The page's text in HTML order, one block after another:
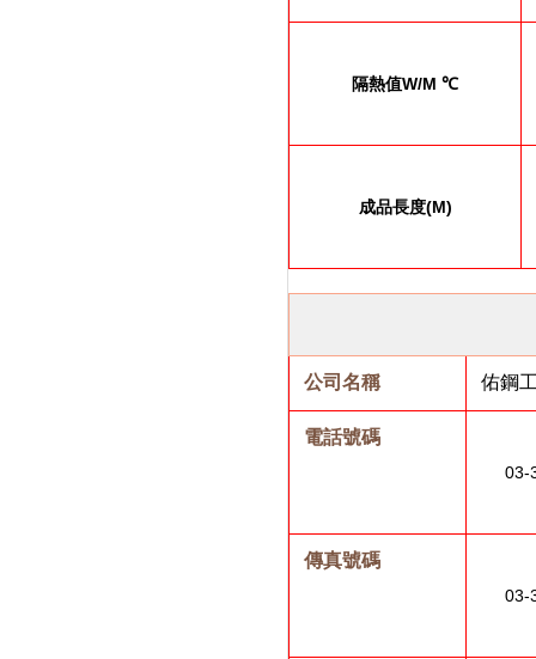
隔熱值W/M ℃
成品長度(M)
公司名稱 佑鋼
電話號碼
03-
傳真號碼
03-